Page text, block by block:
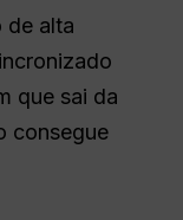
de alta
que sai da
consegue